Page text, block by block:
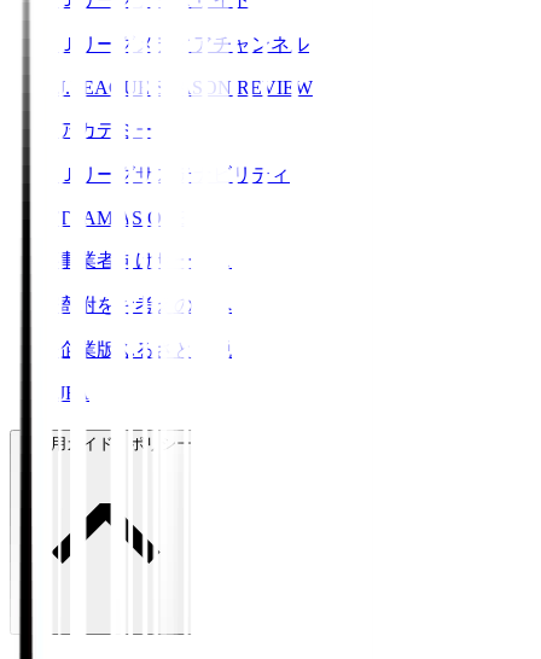
Ｊリーグメディアチャンネル
J.LEAGUE SEASON REVIEW
アカデミー
Ｊリーグサステナビリティ
TEAM AS ONE
事業者向けサービス
寄附をお考えの方へ
企業版ふるさと納税
JFA
ご利用ガイド・ポリシー